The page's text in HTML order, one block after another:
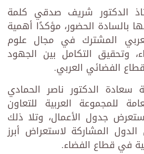
الدكتور شريف صدقي كلمة
بالسادة الحضور، مؤكدًا أهمية
المشترك في مجال علوم
وتحقيق التكامل بين الجهود
الفضائي العربي.
الدكتور ناصر الحمادي
للمجموعة العربية للتعاون
جدول الأعمال، وتلا ذلك
المشاركة لاستعراض أبرز
في قطاع الفضاء.